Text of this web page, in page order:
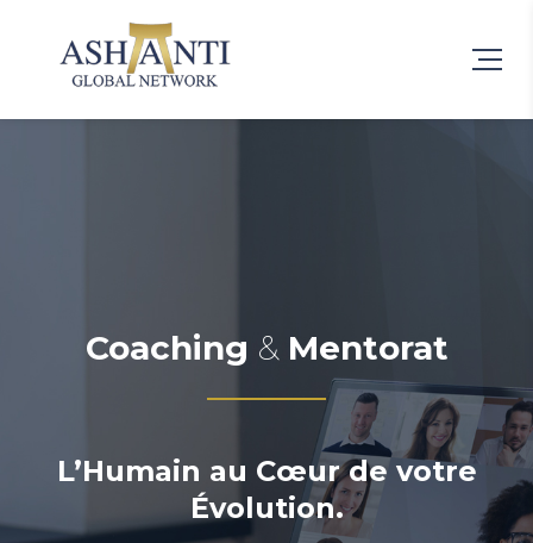
Coaching &Mentorat
L’Humain au Cœur de votre
Évolution.